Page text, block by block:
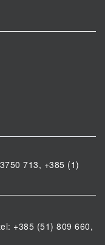
713, +385 (1)
+385 (51) 809 660,